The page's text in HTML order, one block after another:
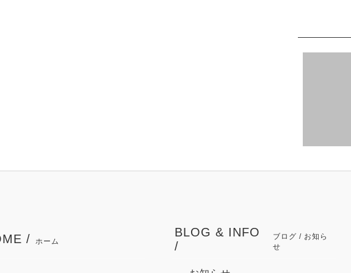
/ ホーム
BLOG & INFO
/
ブログ / お知ら
せ